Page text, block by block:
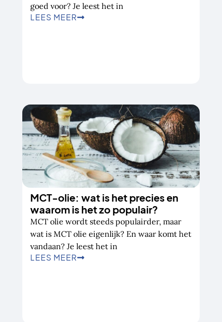
goed voor? Je leest het in
LEES MEER
MCT-olie: wat is het precies en
waarom is het zo populair?
MCT olie wordt steeds populairder, maar
wat is MCT olie eigenlijk? En waar komt het
vandaan? Je leest het in
LEES MEER